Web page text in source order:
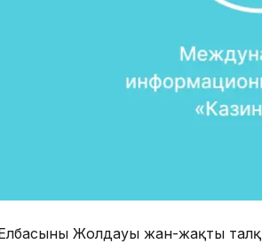
Жолдауы жан-жақты